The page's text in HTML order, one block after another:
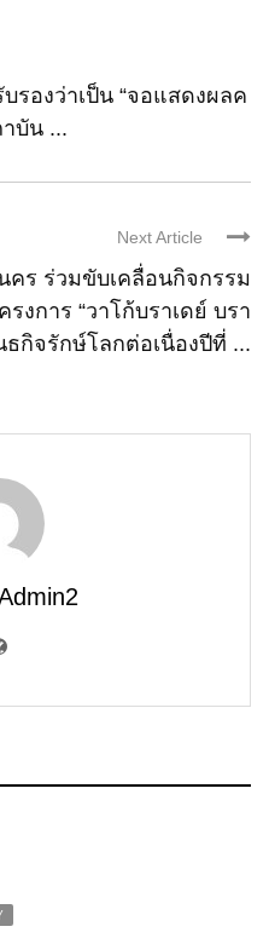
รองว่าเป็น “จอแสดงผลค
บัน ...
Next Article
คร ร่วมขับเคลื่อนกิจกรรม
งการ “วาโก้บราเดย์ บรา
ธกิจรักษ์โลกต่อเนื่องปีที่ ...